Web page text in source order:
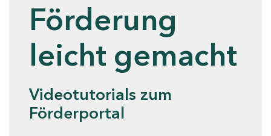
Förderung
leicht gemacht
Videotutorials zum
Förderportal